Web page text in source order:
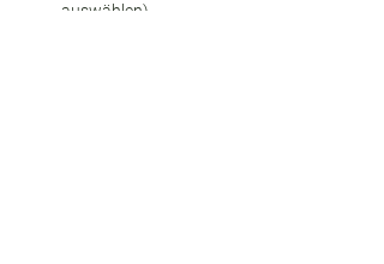
auswählen)